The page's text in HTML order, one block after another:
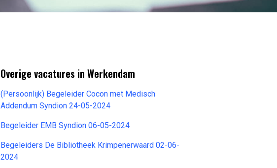
Overige vacatures in Werkendam
(Persoonlijk) Begeleider Cocon met Medisch
Addendum Syndion 24-05-2024
Begeleider EMB Syndion 06-05-2024
Begeleiders De Bibliotheek Krimpenerwaard 02-06-
2024